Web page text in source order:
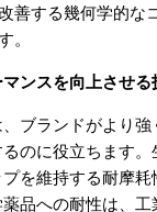
善する幾何学的な
。
ンスを向上させる
ブランドがより
のに役立ちます
を維持する耐摩耗
品への耐性は、